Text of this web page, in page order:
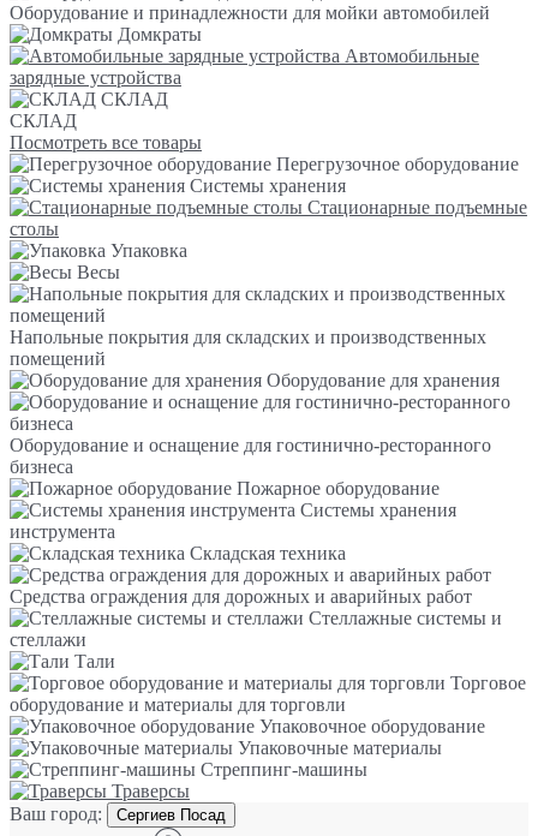
Оборудование и принадлежности для мойки автомобилей
Домкраты
Автомобильные
зарядные устройства
СКЛАД
СКЛАД
Посмотреть все товары
Перегрузочное оборудование
Системы хранения
Стационарные подъемные
столы
Упаковка
Весы
Напольные покрытия для складских и производственных
помещений
Оборудование для хранения
Оборудование и оснащение для гостинично-ресторанного
бизнеса
Пожарное оборудование
Системы хранения
инструмента
Складская техника
Средства ограждения для дорожных и аварийных работ
Стеллажные системы и
стеллажи
Тали
Торговое
оборудование и материалы для торговли
Упаковочное оборудование
Упаковочные материалы
Стреппинг-машины
Траверсы
Ваш город:
Сергиев Посад